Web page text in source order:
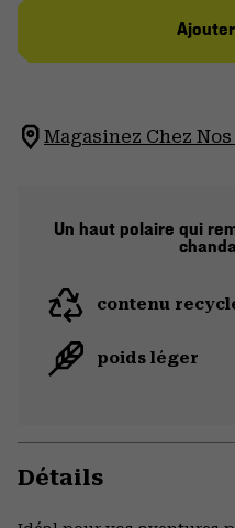
Magasinez Chez
Un haut polaire qui
contenu
poids léger
Détails